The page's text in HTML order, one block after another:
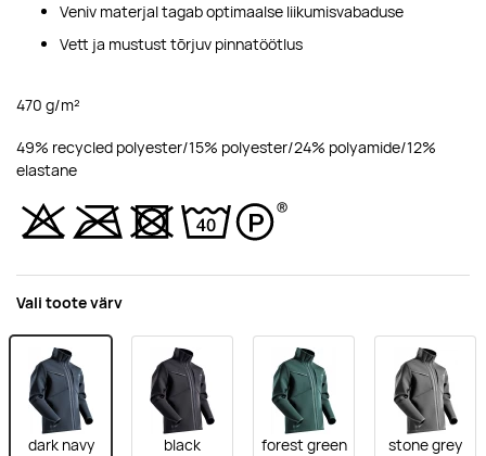
Veniv materjal tagab optimaalse liikumisvabaduse
Vett ja mustust tõrjuv pinnatöötlus
470 g/m²
49% recycled polyester/15% polyester/24% polyamide/12%
elastane
Vali toote värv
dark navy black forest green stone grey